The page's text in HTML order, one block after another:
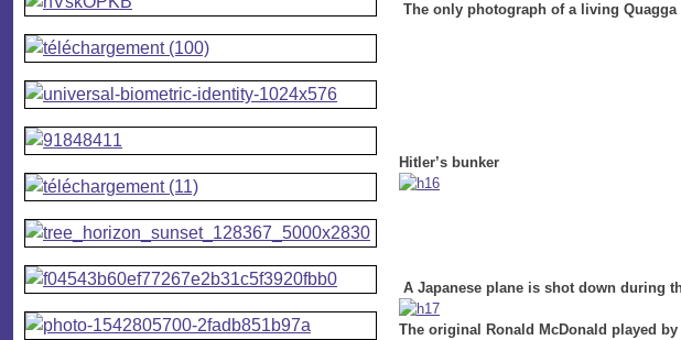
The only photograph of a living Quagga
Hitler’s bunker
A Japanese plane is shot down during
The original Ronald McDonald played